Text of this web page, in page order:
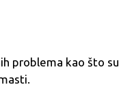
problema kao što su